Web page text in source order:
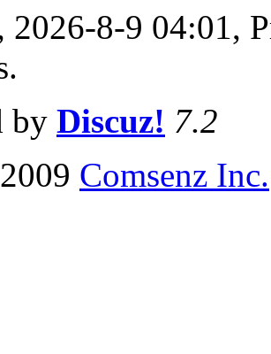
2026-8-9 04:01,
.
by Discuz! 7.2
Comsenz Inc.